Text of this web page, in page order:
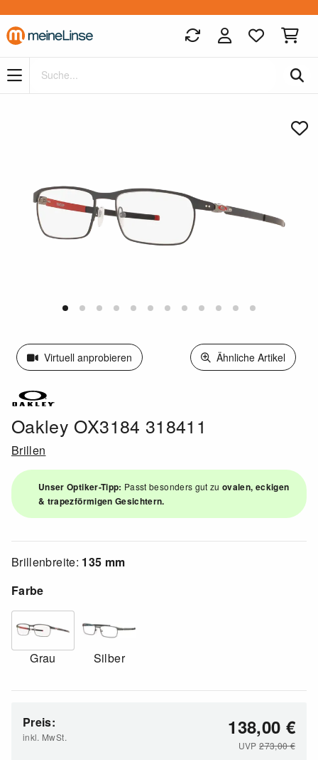
Zum Hauptinhalt springen
Virtuell anprobieren Ähnliche Artikel
Oakley OX3184 318411
Brillen
Unser Optiker-Tipp: Passt besonders gut zuovalen, eckigen
& trapezförmigen Gesichtern.
Brillenbreite: 135 mm
Farbe
Grau Silber
Preis:
inkl. MwSt. 138,00 €
UVP273,00€